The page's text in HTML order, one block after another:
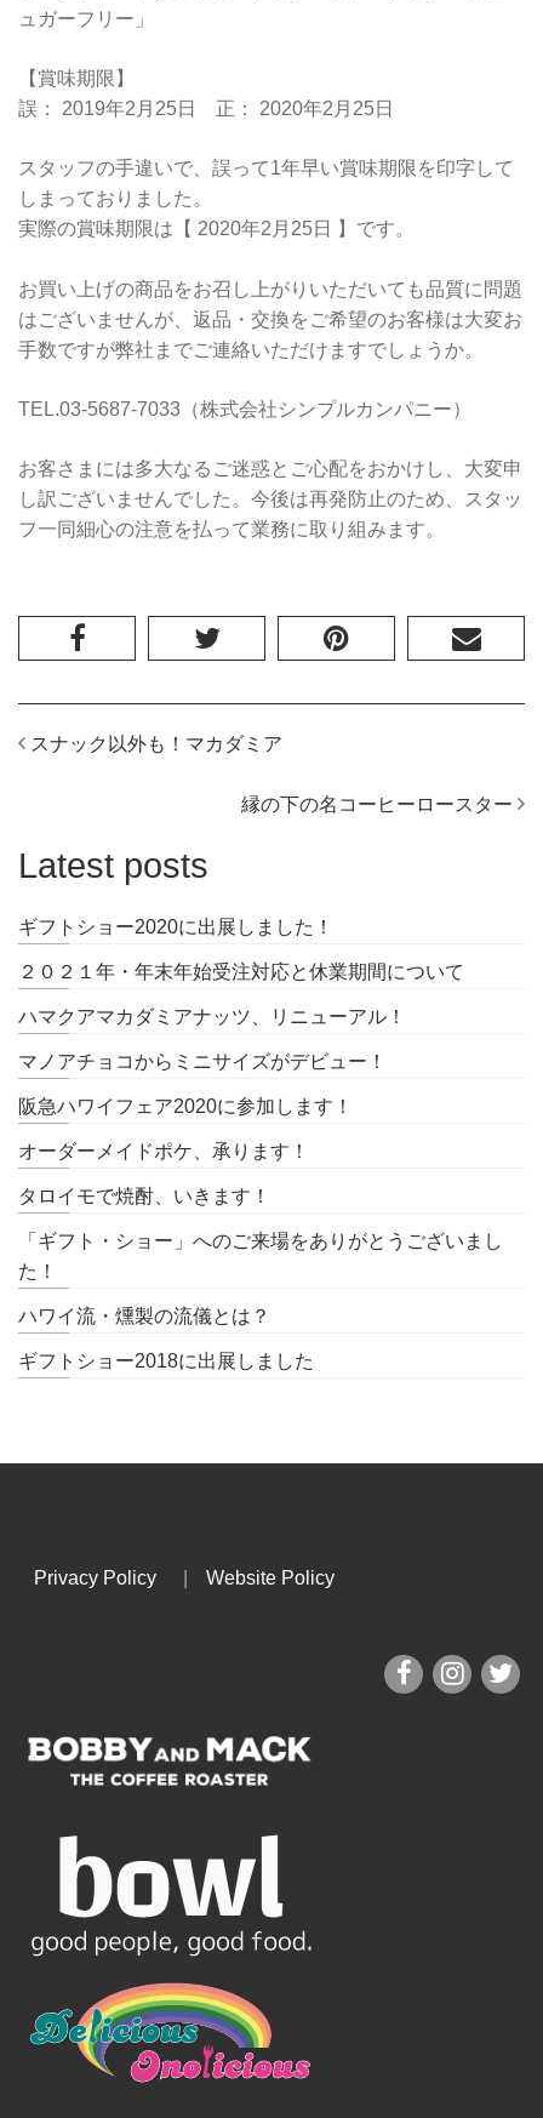
ュガーフリー」
【賞味期限】
誤： 2019年2月25日 正： 2020年2月25日
スタッフの手違いで、誤って1年早い賞味期限を印字して
しまっておりました。
実際の賞味期限は【 2020年2月25日 】です。
お買い上げの商品をお召し上がりいただいても品質に問題
はございませんが、返品・交換をご希望のお客様は大変お
手数ですが弊社までご連絡いただけますでしょうか。
TEL.03-5687-7033（株式会社シンプルカンパニー）
お客さまには多大なるご迷惑とご心配をおかけし、大変申
し訳ございませんでした。今後は再発防止のため、スタッ
フ一同細心の注意を払って業務に取り組みます。
スナック以外も！マカダミア
縁の下の名コーヒーロースター
Latest posts
ギフトショー2020に出展しました！
２０２１年・年末年始受注対応と休業期間について
ハマクアマカダミアナッツ、リニューアル！
マノアチョコからミニサイズがデビュー！
阪急ハワイフェア2020に参加します！
オーダーメイドポケ、承ります！
タロイモで焼酎、いきます！
「ギフト・ショー」へのご来場をありがとうございまし
た！
ハワイ流・燻製の流儀とは？
ギフトショー2018に出展しました
Privacy Policy Website Policy